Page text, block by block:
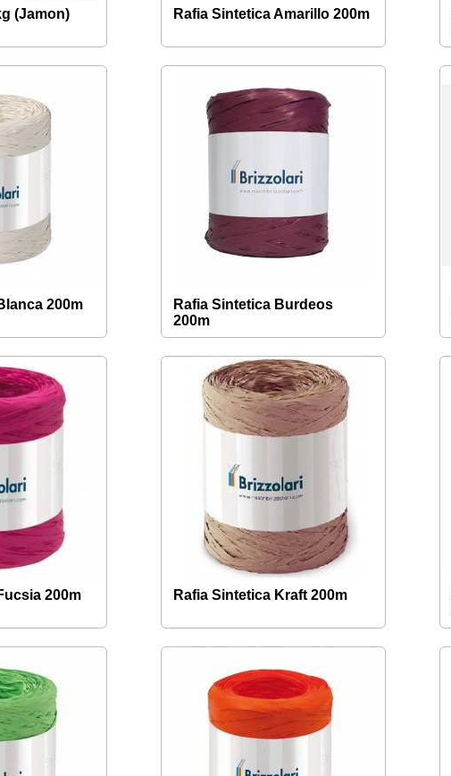
(Jamon) Rafia Sintetica Amarillo 200m
200m
Rafia Sintetica Burdeos
200m
200m Rafia Sintetica Kraft 200m